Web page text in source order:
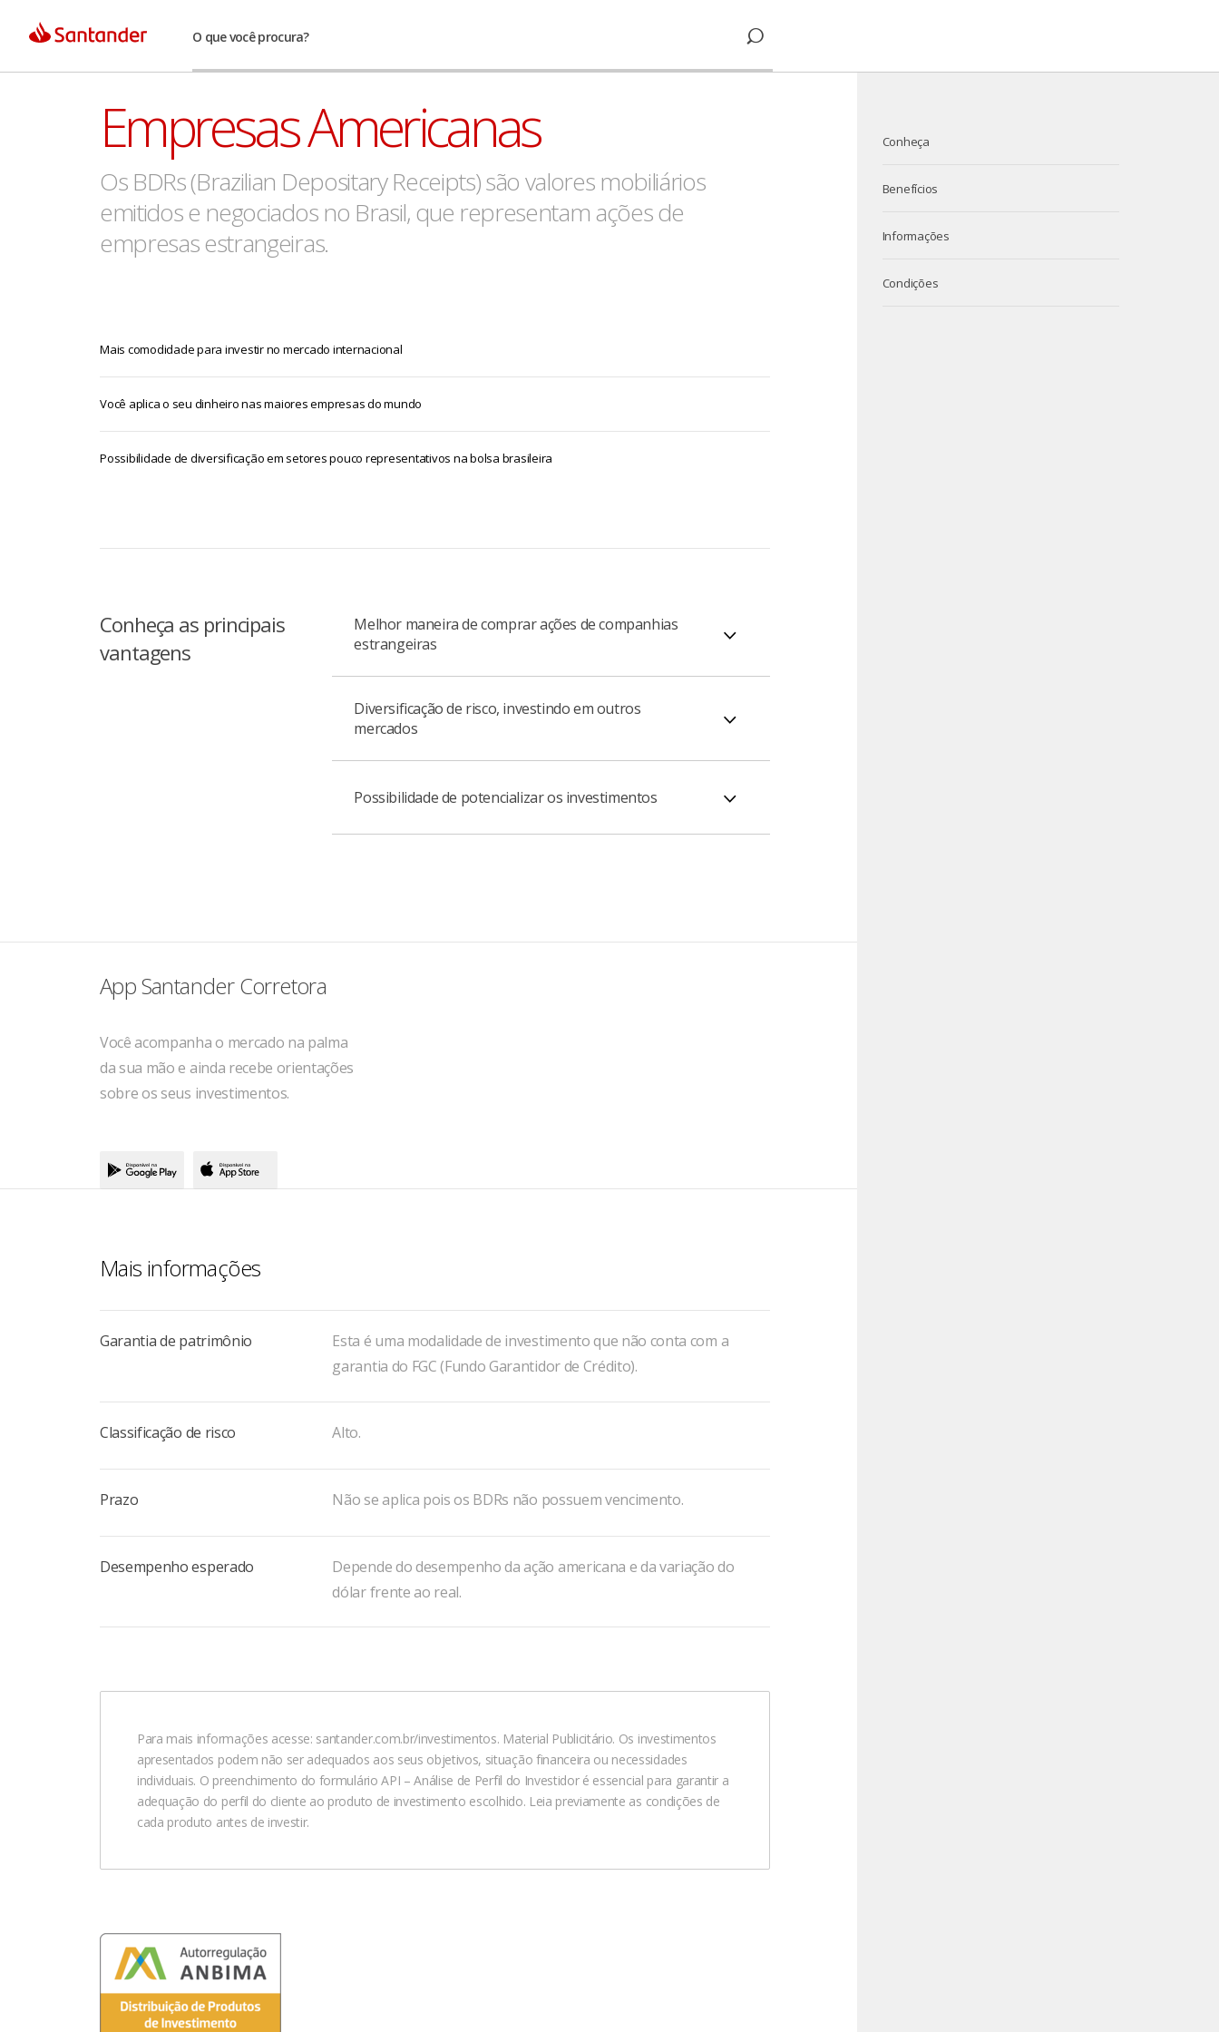
O que você procura?
Empresas Americanas
Os BDRs (Brazilian Depositary Receipts) são valores mobiliários
emitidos e negociados no Brasil, que representam ações de
empresas estrangeiras.
Mais comodidade para investir no mercado internacional
Você aplica o seu dinheiro nas maiores empresas do mundo
Possibilidade de diversificação em setores pouco representativos na bolsa brasileira
Conheça as principais
vantagens
Melhor maneira de comprar ações de companhias
estrangeiras
Você não precisa abrir uma conta no exterior ou se
preocupar em fazer operações de câmbio para acessar o
mercado internacional.
Diversificação de risco, investindo em outros
mercados
Oportunidade de aplicar em empresas estrangeiras, assim
Possibilidade de potencializar os investimentos
App Santander Corretora
Você acompanha o mercado na palma
da sua mão e ainda recebe orientações
sobre os seus investimentos.
Mais informações
Garantia de patrimônio
Esta é uma modalidade de investimento que não conta com a
garantia do FGC (Fundo Garantidor de Crédito).
Classificação de risco Alto.
Prazo Não se aplica pois os BDRs não possuem vencimento.
Desempenho esperado
Depende do desempenho da ação americana e da variação do
dólar frente ao real.
Para mais informações acesse: santander.com.br/investimentos. Material Publicitário. Os investimentos
apresentados podem não ser adequados aos seus objetivos, situação financeira ou necessidades
individuais. O preenchimento do formulário API – Análise de Perfil do Investidor é essencial para garantir a
adequação do perfil do cliente ao produto de investimento escolhido. Leia previamente as condições de
cada produto antes de investir.
Conheça
Benefícios
Informações
Condições